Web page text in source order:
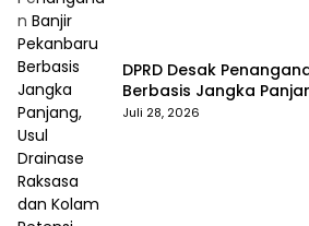
DPRD Desak
Berbasis Jangka
Raksasa dan Kolam
Juli 28, 2026